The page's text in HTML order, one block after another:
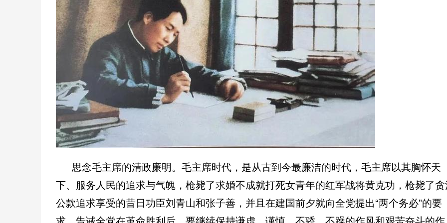
思念毛主席的清政廉明。毛主席时代，是从古到今最廉洁的时代，毛主席以其胸怀天
下、服务人民的追求与气魄，枪毙了求婚不成就打死女青年的红军战将黄克功，枪毙了
公款追求享受的昔日功臣刘青山和张子善 ，并且在建国前夕就向全党提出“两个务必”的要
求，告诫全党在革命胜利后，要继续保持谦虚、谨慎、不骄、不躁的作风和艰苦奋斗的作